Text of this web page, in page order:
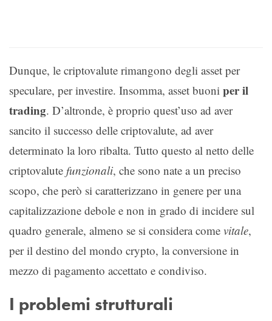
Dunque, le criptovalute rimangono degli asset per
speculare, per investire. Insomma, asset buoni per il
trading. D’altronde, è proprio quest’uso ad aver
sancito il successo delle criptovalute, ad aver
determinato la loro ribalta. Tutto questo al netto delle
criptovalute funzionali, che sono nate a un preciso
scopo, che però si caratterizzano in genere per una
capitalizzazione debole e non in grado di incidere sul
quadro generale, almeno se si considera come vitale,
per il destino del mondo crypto, la conversione in
mezzo di pagamento accettato e condiviso.
I problemi strutturali